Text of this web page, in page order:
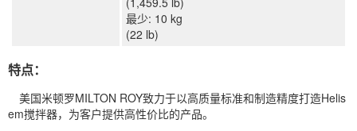
最少: 10 kg
(22 lb)
特点：
美国米顿罗MILTON ROY致力于以高质量标准和制造精度打造Helis
em搅拌器，为客户提供高性价比的产品。